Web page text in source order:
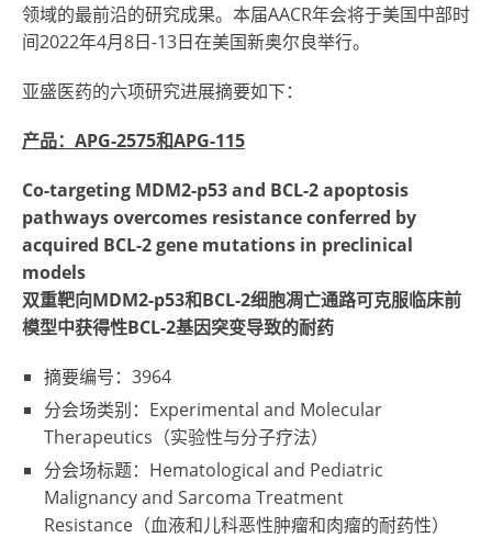
领域的最前沿的研究成果。本届AACR年会将于美国中部时
间2022年4月8日-13日在美国新奥尔良举行。
亚盛医药的六项研究进展摘要如下：
产品：APG-2575和APG-115
Co-targeting MDM2-p53 and BCL-2 apoptosis
pathways overcomes resistance conferred by
acquired BCL-2 gene mutations in preclinical
models
双重靶向MDM2-p53和BCL-2细胞凋亡通路可克服临床前
模型中获得性BCL-2基因突变导致的耐药
摘要编号：3964
分会场类别：Experimental and Molecular
Therapeutics（实验性与分子疗法）
分会场标题：Hematological and Pediatric
Malignancy and Sarcoma Treatment
Resistance（血液和儿科恶性肿瘤和肉瘤的耐药性）